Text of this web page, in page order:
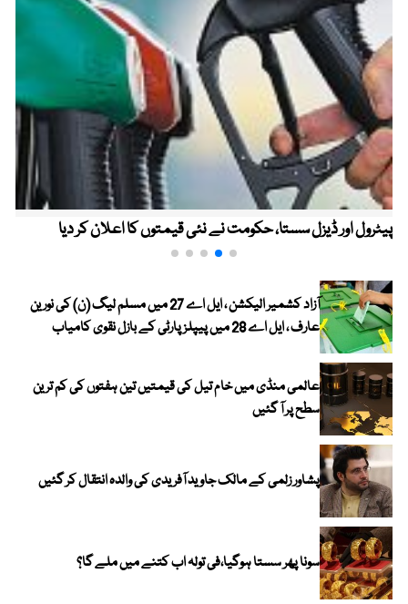
پیٹرول اور ڈیزل سستا، حکومت نے نئی قیمتوں کا اعلان کر دیا
آزاد کشمیر الیکشن ، ایل اے 27 میں مسلم لیگ (ن) کی نورین
عارف ، ایل اے 28 میں پیپلز پارٹی کے بازل نقوی کامیاب
عالمی منڈی میں خام تیل کی قیمتیں تین ہفتوں کی کم ترین
سطح پر آ گئیں
پشاور زلمی کے مالک جاوید آفریدی کی والدہ انتقال کر گئیں
سونا پھر سستا ہوگیا،فی تولہ اب کتنے میں ملے گا؟